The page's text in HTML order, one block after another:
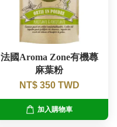
法國Aroma Zone有機蕁
麻葉粉
NT$ 350 TWD
加入購物車